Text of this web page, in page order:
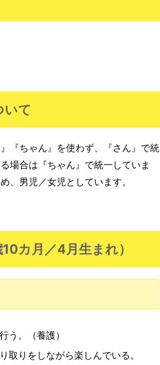
いて
『ちゃん』を使わず、『さん』で統
場合は『ちゃん』で統一していま
、男児／女児としています。
カ月／4月生まれ）
う。（養護）
取りをしながら楽しんでいる。